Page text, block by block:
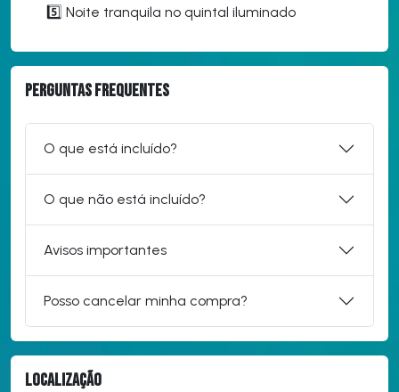
5️⃣ Noite tranquila no quintal iluminado
Perguntas frequentes
O que está incluído?
O que não está incluído?
Avisos importantes
Posso cancelar minha compra?
Localização